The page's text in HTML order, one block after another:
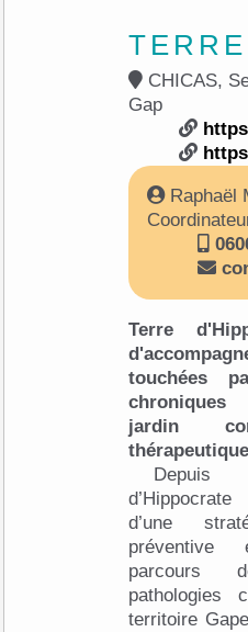
CHICAS,
Gap
Raphaël
Terre
touchées
jardin
d’une
parcours
pathologies
territoire